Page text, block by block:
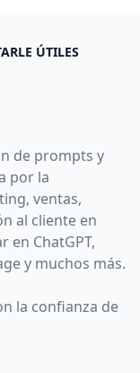
ÚTILES
de prompts y
por la
ventas,
al cliente en
en ChatGPT,
y muchos más.
la confianza de